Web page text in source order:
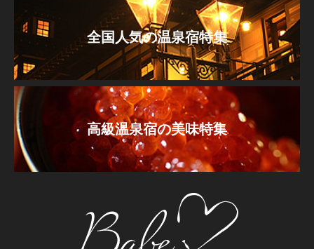
全国人気の温泉宿特集
高級温泉宿の美味特集